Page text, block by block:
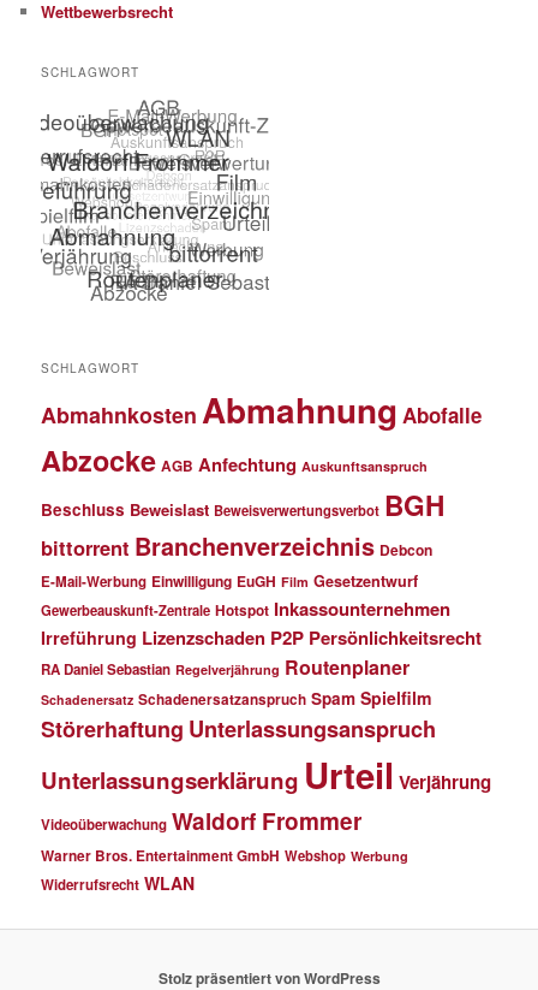
Wettbewerbsrecht
SCHLAGWORT
SCHLAGWORT
Abmahnkosten Abmahnung Abofalle
Abzocke AGB Anfechtung Auskunftsanspruch
Beschluss Beweislast Beweisverwertungsverbot BGH
bittorrent Branchenverzeichnis Debcon
E-Mail-Werbung Einwilligung EuGH Film Gesetzentwurf
Gewerbeauskunft-Zentrale Hotspot Inkassounternehmen
Irreführung Lizenzschaden P2P Persönlichkeitsrecht
RA Daniel Sebastian Regelverjährung Routenplaner
Schadenersatz Schadenersatzanspruch Spam Spielfilm
Störerhaftung Unterlassungsanspruch
Unterlassungserklärung Urteil Verjährung
Videoüberwachung Waldorf Frommer
Warner Bros. Entertainment GmbH Webshop Werbung
Widerrufsrecht WLAN
Stolz präsentiert von WordPress